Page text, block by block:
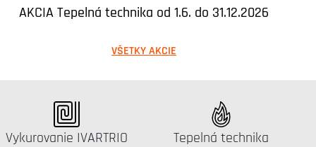
AKCIA Tepelná technika od 1.6. do 31.12.2026
VŠETKY AKCIE
Katalógus:
Vykurovanie IVARTRIO Katalógus:
Tepelná technika